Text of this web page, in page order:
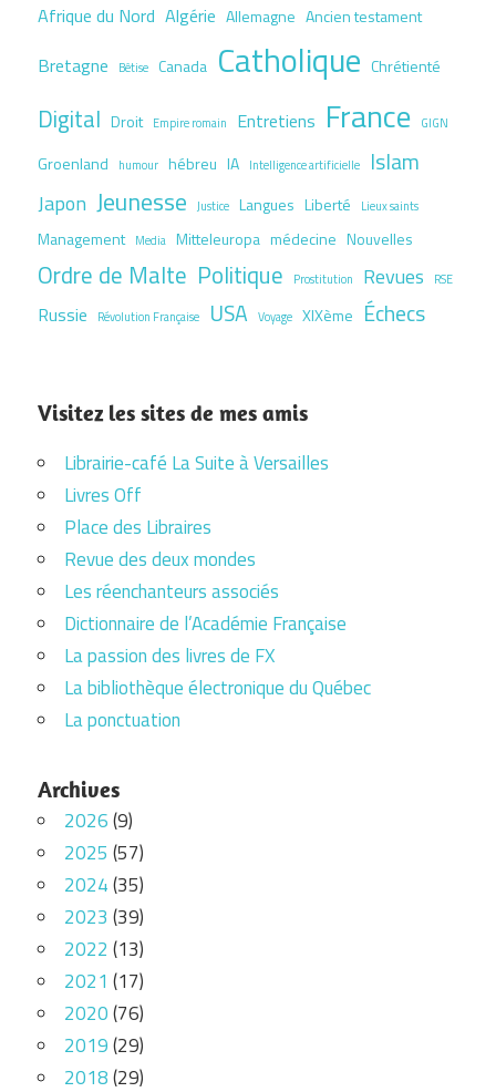
Afrique du Nord Algérie Allemagne Ancien testament
Bretagne Bêtise Canada Catholique Chrétienté
Digital Droit Empire romain Entretiens France GIGN
Groenland humour hébreu IA Intelligence artificielle Islam
Japon Jeunesse Justice Langues Liberté Lieux saints
Management Media Mitteleuropa médecine Nouvelles
Ordre de Malte Politique Prostitution Revues RSE
Russie Révolution Française USA Voyage XIXème Échecs
Visitez les sites de mes amis
Librairie-café La Suite à Versailles
Livres Off
Place des Libraires
Revue des deux mondes
Les réenchanteurs associés
Dictionnaire de l’Académie Française
La passion des livres de FX
La bibliothèque électronique du Québec
La ponctuation
Archives
2026(9)
2025 (57)
2024(35)
2023 (39)
2022 (13)
2021 (17)
2020(76)
2019(29)
2018(29)